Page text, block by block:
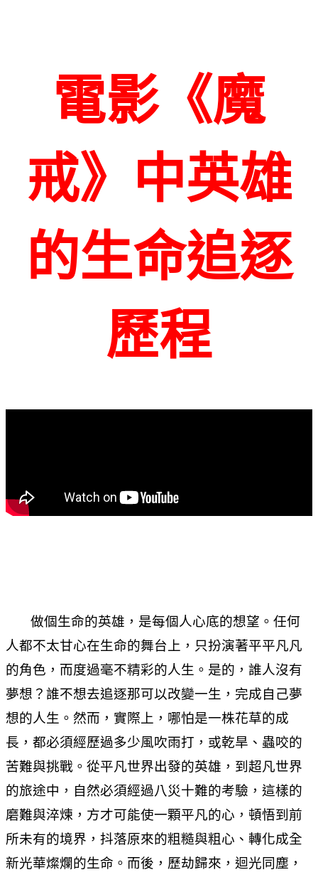
電影《魔
戒》中英雄
的生命追逐
歷程
做個生命的英雄，是每個人心底的想望。任何
人都不太甘心在生命的舞台上，只扮演著平平凡凡
的角色，而度過毫不精彩的人生。是的，誰人沒有
夢想？誰不想去追逐那可以改變一生，完成自己夢
想的人生。然而，實際上，哪怕是一株花草的成
長，都必須經歷過多少風吹雨打，或乾旱、蟲咬的
苦難與挑戰。從平凡世界出發的英雄，到超凡世界
的旅途中，自然必須經過八災十難的考驗，這樣的
磨難與淬煉，方才可能使一顆平凡的心，頓悟到前
所未有的境界，抖落原來的粗糙與粗心、轉化成全
新光華燦爛的生命。而後，歷劫歸來，迴光同塵，